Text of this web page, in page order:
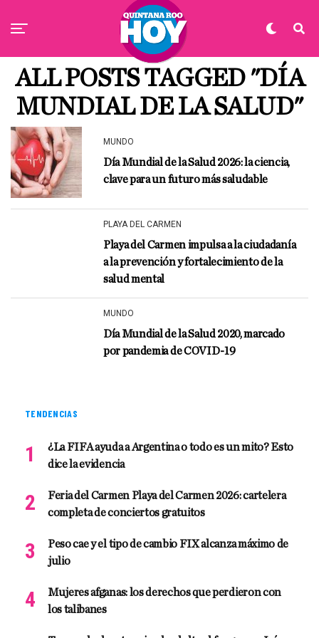
ALL POSTS TAGGED "DÍA
MUNDIAL DE LA SALUD"
MUNDO
Día Mundial de la Salud 2026: la ciencia,
clave para un futuro más saludable
PLAYA DEL CARMEN
Playa del Carmen impulsa a la ciudadanía
a la prevención y fortalecimiento de la
salud mental
MUNDO
Día Mundial de la Salud 2020, marcado
por pandemia de COVID-19
TENDENCIAS
¿La FIFA ayuda a Argentina o todo es un mito? Esto
dice la evidencia
Feria del Carmen Playa del Carmen 2026: cartelera
completa de conciertos gratuitos
Peso cae y el tipo de cambio FIX alcanza máximo de
julio
Mujeres afganas: los derechos que perdieron con
los talibanes